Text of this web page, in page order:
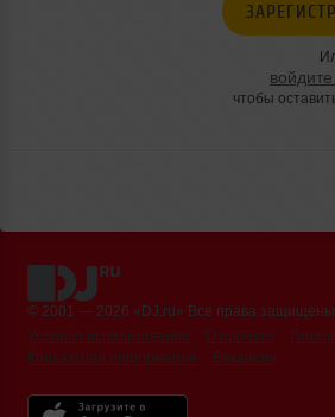
чтобы
© 2001 — 2026 «DJ.ru» Все права
Условия использования
О проекте
Контактная информация
Вакансии